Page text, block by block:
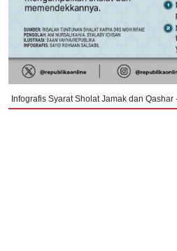
Infografis Syarat Sholat Jamak dan